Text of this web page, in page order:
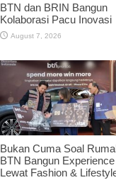
BTN dan BRIN Bangun
Kolaborasi Pacu Inovasi
August 7, 2026
Bukan Cuma Soal
BTN Bangun Experience
Lewat Fashion &